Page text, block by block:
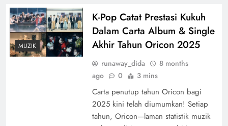
MUZIK
K-Pop Catat Prestasi Kukuh
Dalam Carta Album & Single
Akhir Tahun Oricon 2025
runaway_dida
8 months
ago
0 3 mins
Carta penutup tahun Oricon bagi
2025 kini telah diumumkan! Setiap
tahun, Oricon—laman statistik muzik